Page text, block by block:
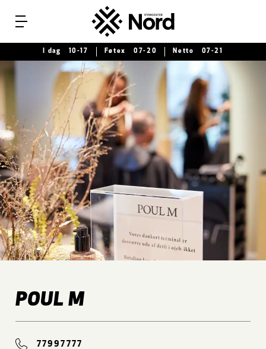
Menu
I dag 10-17 Føtex 07-20 Netto 07-21
POUL M
77997777